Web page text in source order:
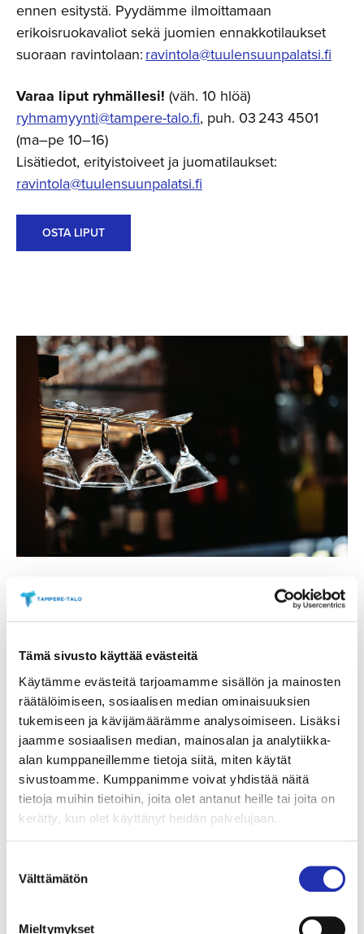
Tämä sivusto käyttää evästeitä
Käytämme evästeitä tarjoamamme sisällön ja mainosten
räätälöimiseen, sosiaalisen median ominaisuuksien
tukemiseen ja kävijämäärämme analysoimiseen. Lisäksi
jaamme sosiaalisen median, mainosalan ja analytiikka-
alan kumppaneillemme tietoja siitä, miten käytät
sivustoamme. Kumppanimme voivat yhdistää näitä
tietoja muihin tietoihin, joita olet antanut heille tai joita on
kerätty, kun olet käyttänyt heidän palvelujaan.
valinta
Välttämätön
Mieltymykset
ennen esitystä. Pyydämme ilmoittamaan
erikoisruokavaliot sekä juomien ennakkotilaukset
suoraan ravintolaan:ravintola@tuulensuunpalatsi.fi
Varaa liput ryhmällesi! (väh. 10 hlöä)
ryhmamyynti@tampere-talo.fi, puh. 03 243 4501
(ma–pe 10–16)
Lisätiedot, erityistoiveet ja juomatilaukset:
ravintola@tuulensuunpalatsi.fi
OSTA LIPUT
Hyvä tietää Tuulensuun
Palatsin tapahtumista
Tuulensuun Palatsi sijaitsee Tampereen
keskustassa, historiallisessa Tuulensuun talossa
osoitteessa Hämeenkatu 30.Tarjoamme
unohtumattomia elämyksiä ainutlaatuisessa
miljöössä – lämpimästi tervetuloa!
Liput ja maksaminen
Maksuvälineenä käy vain korttimaksu
Verkkolipunmyynti päättyy esityspäivänä klo
Show & Dinner -pakettien ennakkomyynti